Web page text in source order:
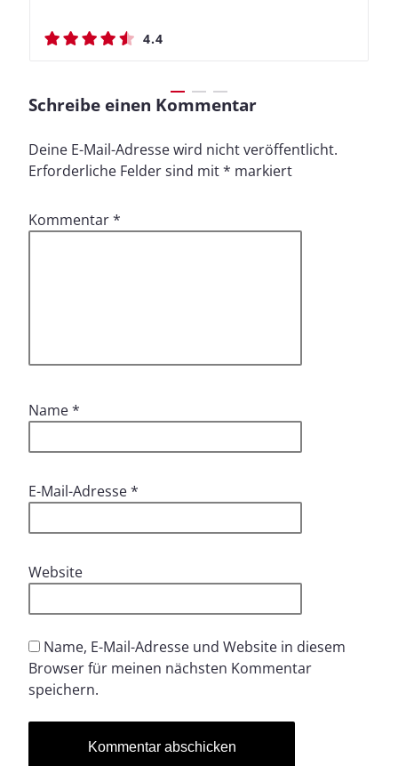
4.4
4.4
4.5
4.5
Schreibe einen Kommentar
Deine E-Mail-Adresse wird nicht veröffentlicht.
Erforderliche Felder sind mit* markiert
Kommentar*
Name*
E-Mail-Adresse*
Website
Name, E-Mail-Adresse und Website in diesem
Browser für meinen nächsten Kommentar
speichern.